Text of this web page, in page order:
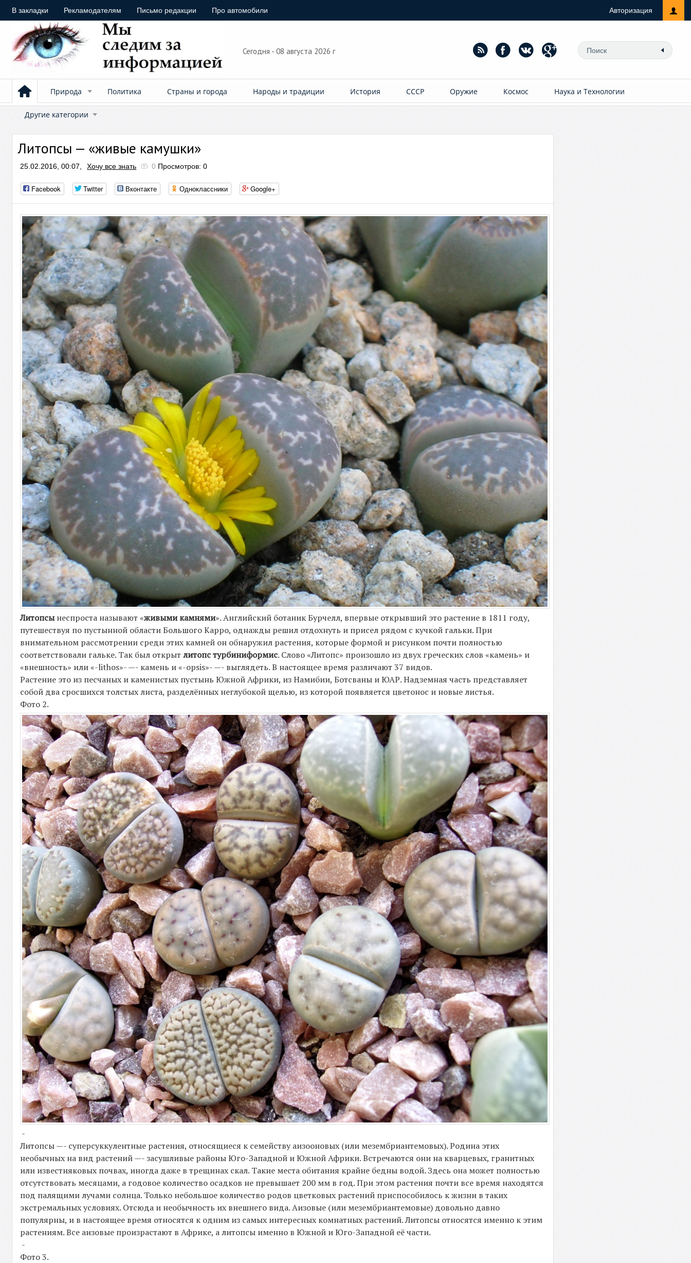
В закладки Рекламодателям Письмо редакции Про автомобили Авторизация
Сегодня - 08 августа 2026 г
Природа Политика Страны и города Народы и традиции История СССР Оружие Космос Наука и Технологии
Другие категории
Литопсы — «живые камушки»
25.02.2016, 00:07, Хочу все знать 0 Просмотров: 0
Facebook Twitter Вконтакте Одноклассники Google+
Литопсынеспроста называют «живыми камнями». Английский ботаник Бурчелл, впервые открывший это растение в 1811 году,
путешествуя по пустынной области Большого Карро, однажды решил отдохнуть и присел рядом с кучкой гальки. При
внимательном рассмотрении среди этих камней он обнаружил растения, которые формой и рисунком почти полностью
соответствовали гальке. Так был открытлитопс турбиниформис. Слово «Литопс» произошло из двух греческих слов «камень» и
«внешность» или «-lithos»- —- камень и «-opsis»- —- выглядеть. В настоящее время различают 37 видов.
Растение это из песчаных и каменистых пустынь Южной Африки, из Намибии, Ботсваны и ЮАР. Надземная часть представляет
собой два сросшихся толстых листа, разделённых неглубокой щелью, из которой появляется цветонос и новые листья.
Фото 2.
-
Литопсы —- суперсуккулентные растения, относящиеся к семейству аизооновых (или мезембриантемовых). Родина этих
необычных на вид растений —- засушливые районы Юго-Западной и Южной Африки. Встречаются они на кварцевых, гранитных
или известняковых почвах, иногда даже в трещинах скал. Такие места обитания крайне бедны водой. Здесь она может полностью
отсутствовать месяцами, а годовое количество осадков не превышает 200 мм в год. При этом растения почти все время находятся
под палящими лучами солнца. Только небольшое количество родов цветковых растений приспособилось к жизни в таких
экстремальных условиях. Отсюда и необычность их внешнего вида. Аизовые (или мезембриантемовые) довольно давно
популярны, и в настоящее время относятся к одним из самых интересных комнатных растений. Литопсы относятся именно к этим
растениям. Все аизовые произрастают в Африке, а литопсы именно в Южной и Юго-Западной её части.
-
Фото 3.